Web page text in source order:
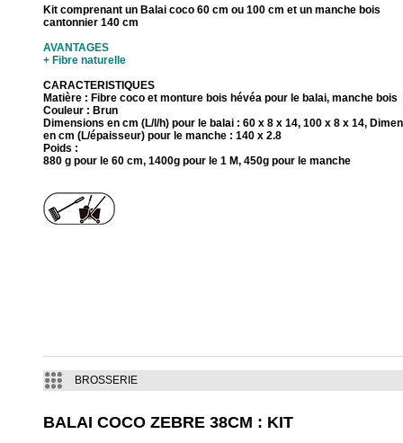
Kit comprenant un Balai coco 60 cm ou 100 cm et un manche bois
cantonnier 140 cm
AVANTAGES
+ Fibre naturelle
CARACTERISTIQUES
Matière : Fibre coco et monture bois hévéa pour le balai, manche bois
Couleur : Brun
Dimensions en cm (L/l/h) pour le balai : 60 x 8 x 14, 100 x 8 x 14,
en cm (L/épaisseur) pour le manche : 140 x 2.8
Poids :
880 g pour le 60 cm, 1400g pour le 1 M, 450g pour le manche
BROSSERIE
BALAI COCO ZEBRE 38CM : KIT